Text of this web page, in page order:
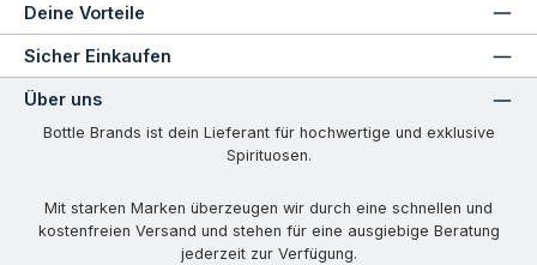
Deine Vorteile
Sicher Einkaufen
Über uns
Bottle Brands ist dein Lieferant für hochwertige und exklusive
Spirituosen.
Mit starken Marken überzeugen wir durch eine schnellen und
kostenfreien Versand und stehen für eine ausgiebige Beratung
jederzeit zur Verfügung.